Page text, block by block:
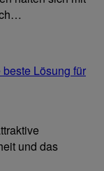
Lösung für
und das